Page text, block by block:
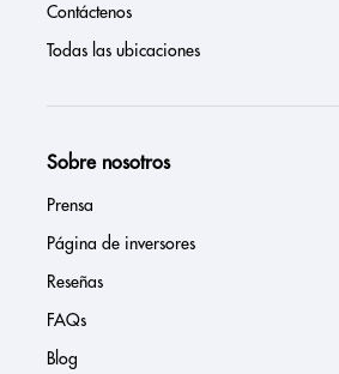
Contáctenos
Todas las ubicaciones
Sobre nosotros
Prensa
Página de inversores
Reseñas
FAQs
Blog